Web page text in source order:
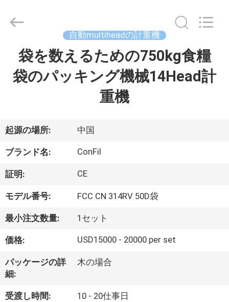
ダ
ク
ト
ビ
オ
supplier.
Copyright
Rights
Reserved.
自動multiheadの計重機
袋を数えるための750kg食糧
袋のパッキング機械14Head計
重機
起源の場所: 中国
ブランド名: ConFil
証明: CE
モデル番号: FCC CN 314RV 50D袋
最小注文数量: 1セット
価格: USD15000 - 20000 per set
パッケージの詳
細:
木の場合
受渡し時間: 10 - 20仕事日